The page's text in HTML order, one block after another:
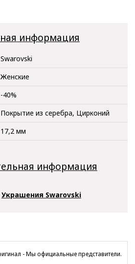
информация
Swarovski
Женские
-40%
Покрытие из серебра, Цирконий
17,2 мм
информация
Украшения Swarovski
- Мы официальные представители.